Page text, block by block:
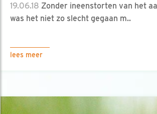
19.06.18 Zonder ineenstorten van het
was het niet zo slecht gegaan m..
lees meer